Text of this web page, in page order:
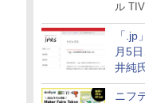
ル
「
月5
井純
ニフ